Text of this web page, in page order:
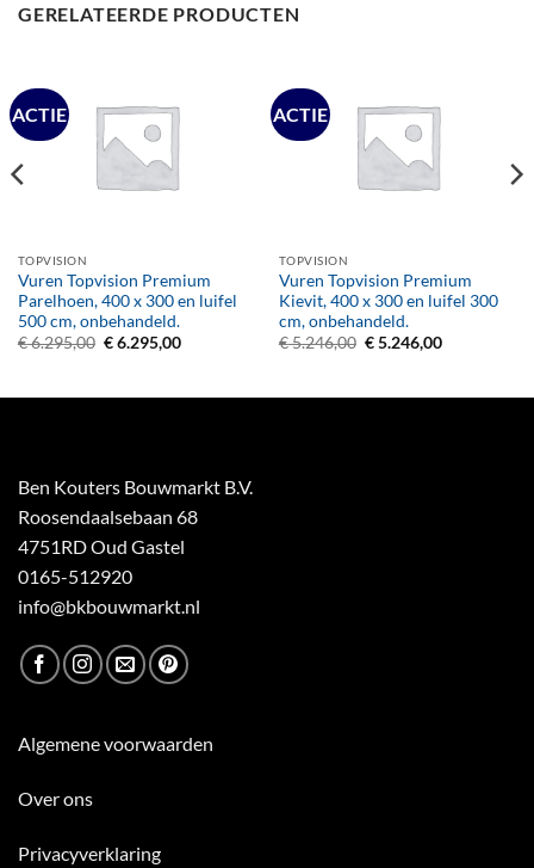
GERELATEERDE PRODUCTEN
ACTIE
TOPVISION
Vuren Topvision Premium
Parelhoen, 400 x 300 en luifel
500 cm, onbehandeld.
€6.295,00 Oorspronkelijke
€6.295,00Huidige
ACTIE
TOPVISION
Vuren Topvision Premium
Kievit, 400 x 300 en luifel 300
cm, onbehandeld.
€5.246,00 Oorspronkelijke
€5.246,00Huidige
Ben Kouters Bouwmarkt B.V.
Roosendaalsebaan 68
4751RD Oud Gastel
0165-512920
info@bkbouwmarkt.nl
Algemene voorwaarden
Over ons
Privacyverklaring